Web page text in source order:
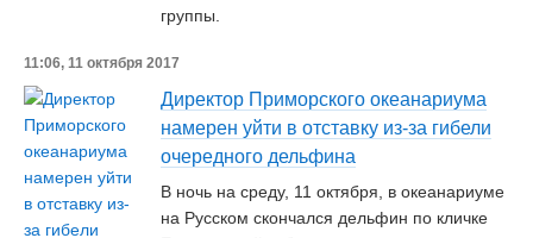
группы.
11:06, 11 октября 2017
Директор Приморского океанариума
намерен уйти в отставку из-за гибели
очередного дельфина
В ночь на среду, 11 октября, в океанариуме
на Русском скончался дельфин по кличке